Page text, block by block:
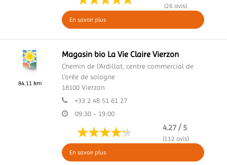
(26 avis)
En savoir plus
84.11 km
Magasin bio La Vie Claire Vierzon
Chemin de l'Ardillat, centre commercial de
l'orée de sologne
18100 Vierzon
+33 2 48 51 61 27
09:30 - 19:00
4.27 / 5
(112 avis)
En savoir plus